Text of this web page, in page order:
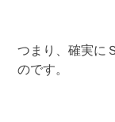
つまり、確実に
のです。